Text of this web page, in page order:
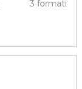
3 formati